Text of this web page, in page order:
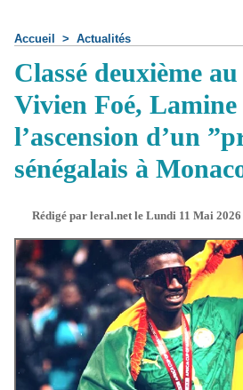
Accueil > Actualités
Classé deuxième
Vivien Foé,
l’ascension d’un
sénégalais à
Rédigé par leral.net le Lundi 11 Mai 2026